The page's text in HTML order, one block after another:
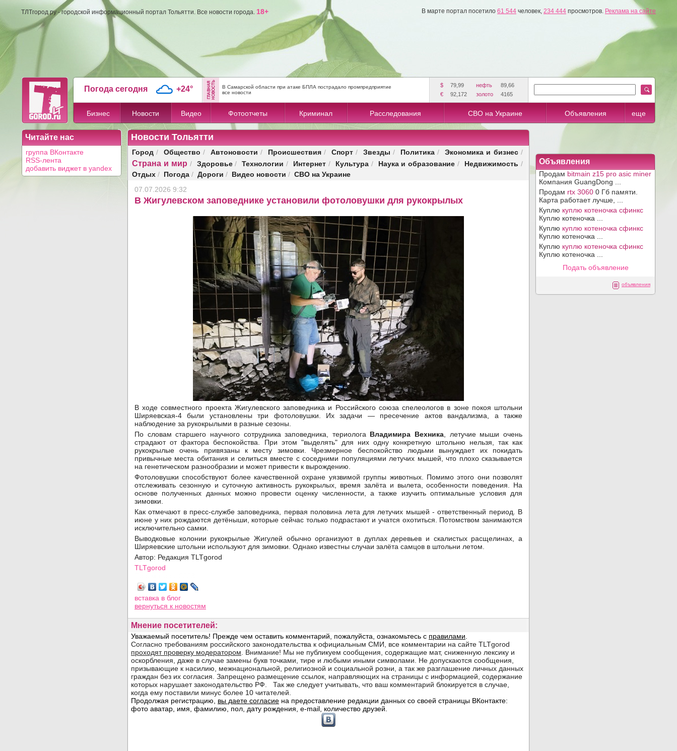
ТЛТгород.ру - городской информационный портал Тольятти. Все новости города. 18+ В марте портал посетило 61 544 человек, 234 444 просмотров. Реклама на сайте
Погода сегодня +24°
В Самарской области при атаке БПЛА пострадало промпредприятие
все новости
$ 79,99 нефть
89,66
€
92,172 золото 4165
Бизнес Новости Видео Фотоотчеты Криминал Расследования СВО на Украине Объявления еще
Читайте нас
группа ВКонтакте
RSS-лента
добавить виджет в yandex
Новости Тольятти
Город / Общество / Автоновости / Происшествия / Спорт / Звезды / Политика / Экономика и бизнес/
Страна и мир / Здоровье/ Технологии / Интернет / Культура/ Наука и образование / Недвижимость /
Отдых / Погода / Дороги / Видео новости / СВО на Украине
07.07.2026 9:32
В Жигулевском заповеднике установили фотоловушки для рукокрылых
В ходе совместного проекта Жигулевского заповедника и Российского союза спелеологов в зоне покоя штольни
Ширяевская-4 были установлены три фотоловушки. Их задачи — пресечение актов вандализма, а также
наблюдение за рукокрылыми в разные сезоны.
По словам старшего научного сотрудника заповедника, териолога Владимира Вехника , летучие мыши очень
страдают от фактора беспокойства. При этом "выделять" для них одну конкретную штольню нельзя, так как
рукокрылые очень привязаны к месту зимовки. Чрезмерное беспокойство людьми вынуждает их покидать
привычные места обитания и селиться вместе с соседними популяциями летучих мышей, что плохо сказывается
на генетическом разнообразии и может привести к вырождению.
Фотоловушки способствуют более качественной охране уязвимой группы животных. Помимо этого они позволят
отслеживать сезонную и суточную активность рукокрылых, время залëта и вылета, особенности поведения. На
основе полученных данных можно провести оценку численности, а также изучить оптимальные условия для
зимовки.
Как отмечают в пресс-службе заповедника, первая половина лета для летучих мышей - ответственный период. В
июне у них рождаются детëныши, которые сейчас только подрастают и учатся охотиться. Потомством занимаются
исключительно самки.
Выводковые колонии рукокрылые Жигулей обычно организуют в дуплах деревьев и скалистых расщелинах, а
Ширяевские штольни используют для зимовки. Однако известны случаи залëта самцов в штольни летом.
Автор: Редакция TLTgorod
TLTgorod
вставка в блог
вернуться к новостям
Мнение посетителей:
Объявления
Продам bitmain z15 pro asic miner
Компания GuangDong ...
Продам rtx 3060 0 Гб памяти.
Карта работает лучше, ...
Куплю куплю котеночка сфинкс
Куплю котеночка ...
Куплю куплю котеночка сфинкс
Куплю котеночка ...
Куплю куплю котеночка сфинкс
Куплю котеночка ...
Подать объявление
объявления